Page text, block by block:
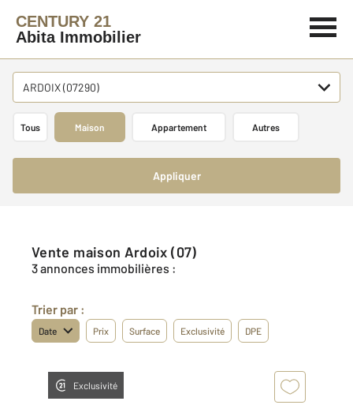
CENTURY 21
Abita Immobilier
ARDOIX (07290)
Tous Maison Appartement Autres
Appliquer
Vente maison Ardoix (07)
3 annonces immobilières :
Trier par :
Date Prix Surface Exclusivité DPE
Exclusivité